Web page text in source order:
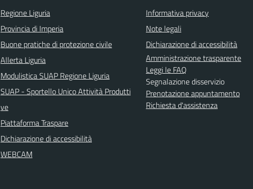
Regione Liguria
Provincia di Imperia
Buone pratiche di protezione civile
Allerta Liguria
Modulistica SUAP Regione Liguria
SUAP - Sportello Unico Attività Produtti
ve
Piattaforma Traspare
Dichiarazione di accessibilità
WEBCAM
Informativa privacy
Note legali
Dichiarazione di accessibilità
Amministrazione trasparente
Leggi le FAQ
Segnalazione disservizio
Prenotazione appuntamento
Richiesta d'assistenza